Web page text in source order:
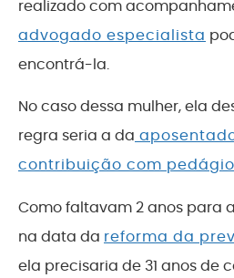
realizado com
advogado especialista
encontrá-la.
No caso dessa mulher, ela
regra seria a da
contribuição com pedágio
Como faltavam 2 anos para
na data da reforma da
ela precisaria de 31 anos de